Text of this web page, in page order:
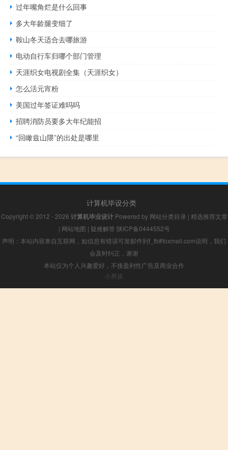
过年嘴角烂是什么回事
多大年龄腿变细了
鞍山冬天适合去哪旅游
电动自行车归哪个部门管理
天涯织女电视剧全集（天涯织女）
怎么活元宵粉
美国过年签证难吗吗
招聘消防员要多大年纪能招
“回瞰兹山隈”的出处是哪里
计算机毕设分类
Copyright © 2012 - 2026 计算机毕业设计Powered by 网站分类目录 | 精选推荐文章
| 网站地图 | 疑难解答 陕ICP备0444552号
声明：本站内容来自互联网，如信息有错误可发邮件到f_fb#foxmail.com说明，我们
会及时纠正，谢谢
本站仅为个人兴趣爱好，不接盈利性广告及商业合作
小男孩